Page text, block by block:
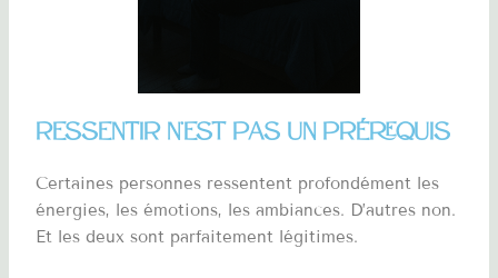
Ressentir n’est pas un prérequis
Certaines personnes ressentent profondément les
énergies, les émotions, les ambiances. D’autres non.
Et les deux sont parfaitement légitimes.